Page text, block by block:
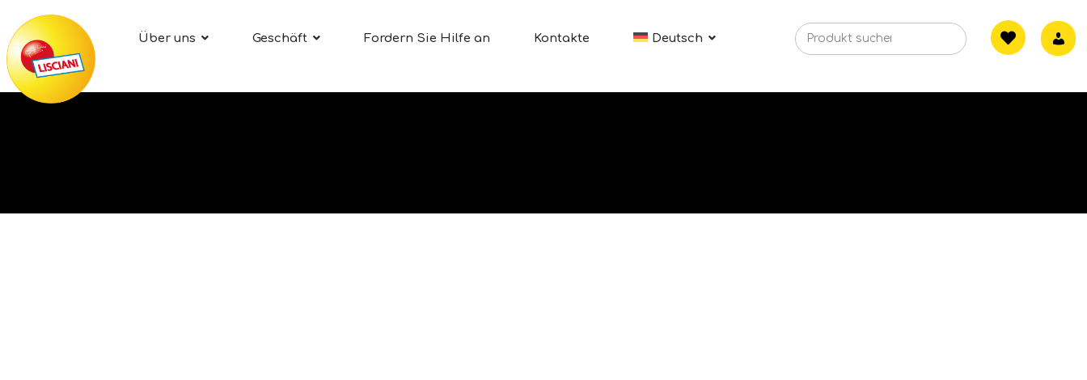
Über uns Geschäft Fordern Sie Hilfe an Kontakte Deutsch